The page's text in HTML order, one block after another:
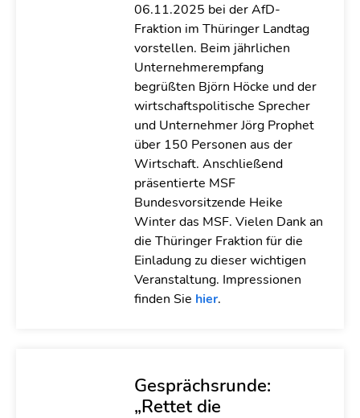
06.11.2025 bei der AfD-
Fraktion im Thüringer Landtag
vorstellen. Beim jährlichen
Unternehmerempfang
begrüßten Björn Höcke und der
wirtschaftspolitische Sprecher
und Unternehmer Jörg Prophet
über 150 Personen aus der
Wirtschaft. Anschließend
präsentierte MSF
Bundesvorsitzende Heike
Winter das MSF. Vielen Dank an
die Thüringer Fraktion für die
Einladung zu dieser wichtigen
Veranstaltung. Impressionen
finden Sie hier.
Gesprächsrunde:
„Rettet die